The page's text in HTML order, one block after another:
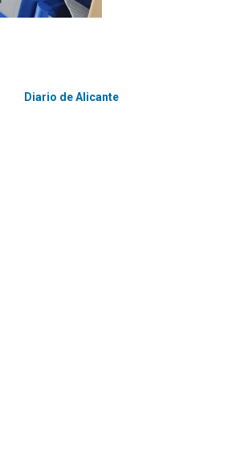
Diario de Alicante